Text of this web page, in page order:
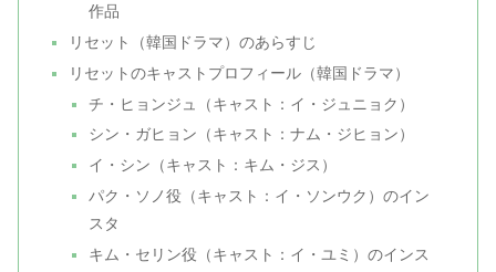
作品
リセット（韓国ドラマ）のあらすじ
リセットのキャストプロフィール（韓国ドラマ）
チ・ヒョンジュ（キャスト：イ・ジュニョク）
シン・ガヒョン（キャスト：ナム・ジヒョン）
イ・シン（キャスト：キム・ジス）
パク・ソノ役（キャスト：イ・ソンウク）のイン
スタ
キム・セリン役（キャスト：イ・ユミ）のインス